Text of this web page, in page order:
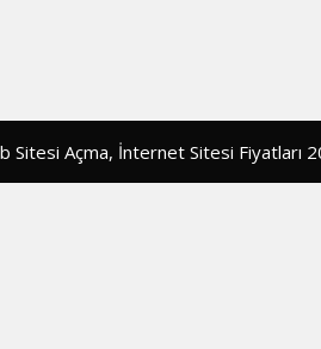
Sitesi Açma, İnternet Sitesi Fiyatları